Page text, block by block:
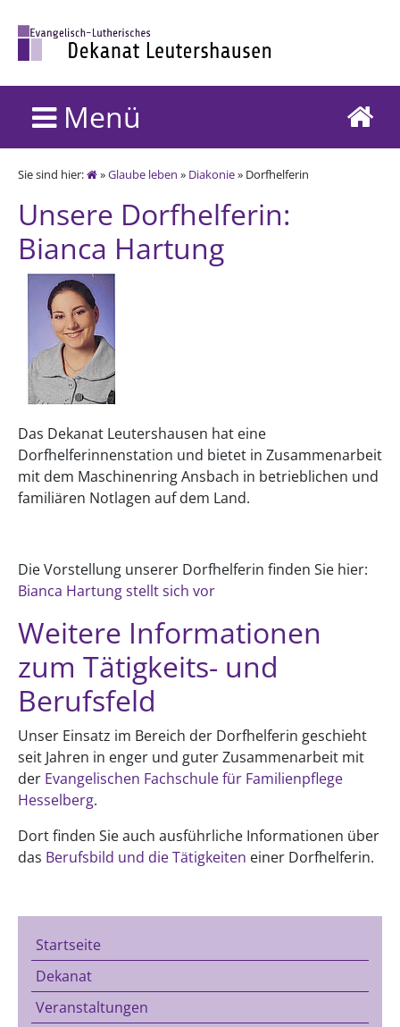
Menü
Sie sind hier: »Glaube leben » Diakonie» Dorfhelferin
Unsere Dorfhelferin:
Bianca Hartung
Das Dekanat Leutershausen hat eine
Dorfhelferinnenstation und bietet in Zusammenarbeit
mit dem Maschinenring Ansbach in betrieblichen und
familiären Notlagen auf dem Land.
Die Vorstellung unserer Dorfhelferin finden Sie hier:
Bianca Hartung stellt sich vor
Weitere Informationen
zum Tätigkeits- und
Berufsfeld
Unser Einsatz im Bereich der Dorfhelferin geschieht
seit Jahren in enger und guter Zusammenarbeit mit
der Evangelischen Fachschule für Familienpflege
Hesselberg.
Dort finden Sie auch ausführliche Informationen über
das Berufsbild und die Tätigkeiten einer Dorfhelferin.
Startseite
Dekanat
Veranstaltungen